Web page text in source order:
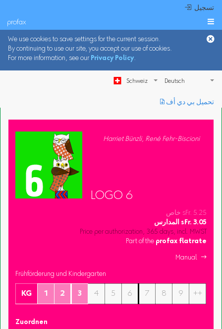
 تسجيل
profax 
We use cookies to save settings for the current session.
By continuing to use our site, you accept our use of cookies.
For more information, see our Privacy Policy.
Schweiz
︎ تحميل بي دي أف
Harriet Bünzli, René Fehr-Biscioni
LOGO 6
خاص sFr. 5.25
المدارس sFr. 3.05
Price per authorization, 365 days, incl. MWST
Part of the profax flatrate
Manual 
Frühförderung und Kindergarten
KG 1 2 3 4 5 6 7 8 9 ++
Zuordnen